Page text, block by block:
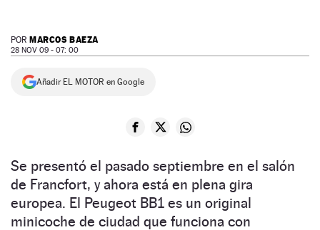
PREMIOS
POR MARCOS BAEZA
28 NOV 09 - 07: 00
Añadir EL MOTOR en Google
Se presentó el pasado septiembre en el salón
de Francfort, y ahora está en plena gira
europea. El Peugeot BB1 es un original
minicoche de ciudad que funciona con